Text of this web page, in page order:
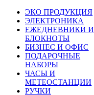
ЭКО ПРОДУКЦИЯ
ЭЛЕКТРОНИКА
ЕЖЕДНЕВНИКИ И
БЛОКНОТЫ
БИЗНЕС И ОФИС
ПОДАРОЧНЫЕ
НАБОРЫ
ЧАСЫ И
МЕТЕОСТАНЦИИ
РУЧКИ